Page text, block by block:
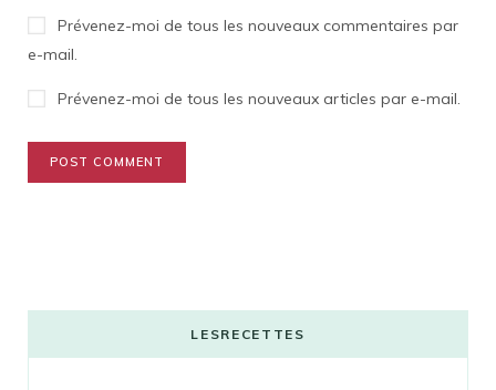
Prévenez-moi de tous les nouveaux commentaires par
e-mail.
Prévenez-moi de tous les nouveaux articles par e-mail.
LESRECETTES